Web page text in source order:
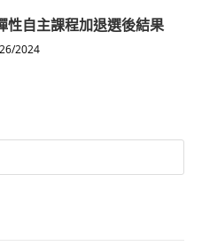
性自主課程加退選後結果
2024